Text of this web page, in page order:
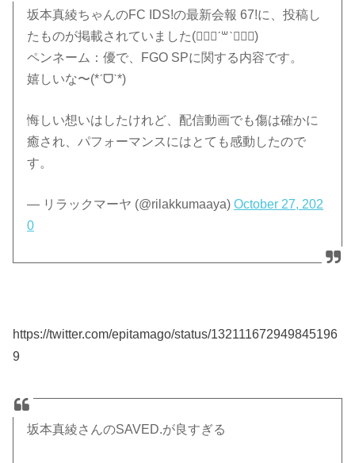
坂本真綾ちゃんのFC IDS!の最新会報 67!に、投稿し
たものが掲載されていました(๑⃙⃘ˊ꒳​ˋ๑⃙⃘)
ペンネーム：優で、FGO SPに関する内容です。
嬉しいな〜(*ˊᗜˋ*)
悔しい想いはしたけれど、配信動画でも傷は確かに
癒され、パフォーマンスにはとても感動したので
す。
— リラックマーヤ (@rilakkumaaya)October 27, 202
0
https://twitter.com/epitamago/status/132111672949845196
9
坂本真綾さんのSAVED.が良すぎる